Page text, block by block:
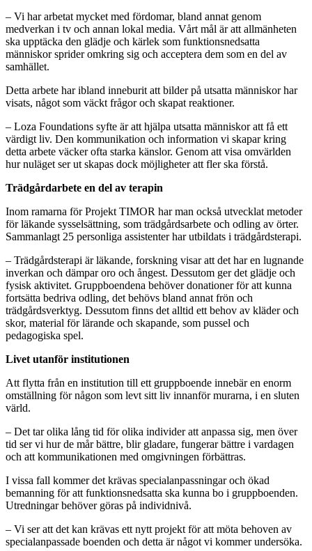
– Vi har arbetat mycket med fördomar, bland annat genom
medverkan i tv och annan lokal media. Vårt mål är att allmänheten
ska upptäcka den glädje och kärlek som funktionsnedsatta
människor sprider omkring sig och acceptera dem som en del av
samhället.
Detta arbete har ibland inneburit att bilder på utsatta människor har
visats, något som väckt frågor och skapat reaktioner.
– Loza Foundations syfte är att hjälpa utsatta människor att få ett
värdigt liv. Den kommunikation och information vi skapar kring
detta arbete väcker ofta starka känslor. Genom att visa omvärlden
hur nuläget ser ut skapas dock möjligheter att fler ska förstå.
Trädgårdarbete en del av terapin
Inom ramarna för Projekt TIMOR har man också utvecklat metoder
för läkande sysselsättning, som trädgårdsarbete och odling av örter.
Sammanlagt 25 personliga assistenter har utbildats i trädgårdsterapi.
– Trädgårdsterapi är läkande, forskning visar att det har en lugnande
inverkan och dämpar oro och ångest. Dessutom ger det glädje och
fysisk aktivitet. Gruppboendena behöver donationer för att kunna
fortsätta bedriva odling, det behövs bland annat frön och
trädgårdsverktyg. Dessutom finns det alltid ett behov av kläder och
skor, material för lärande och skapande, som pussel och
pedagogiska spel.
Livet utanför institutionen
Att flytta från en institution till ett gruppboende innebär en enorm
omställning för någon som levt sitt liv innanför murarna, i en sluten
värld.
– Det tar olika lång tid för olika individer att anpassa sig, men över
tid ser vi hur de mår bättre, blir gladare, fungerar bättre i vardagen
och att kommunikationen med omgivningen förbättras.
I vissa fall kommer det krävas specialanpassningar och ökad
bemanning för att funktionsnedsatta ska kunna bo i gruppboenden.
Utredningar behöver göras på individnivå.
– Vi ser att det kan krävas ett nytt projekt för att möta behoven av
specialanpassade boenden och detta är något vi kommer undersöka.